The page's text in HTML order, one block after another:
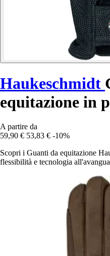
Haukeschmidt
equitazione in
A partire da
59,90 € 53,83 € -10%
Scopri i Guanti da equitazione
flessibilità e tecnologia